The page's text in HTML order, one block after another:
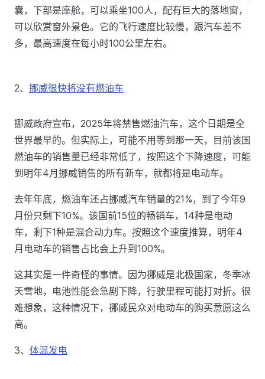
囊，下部是座舱，可以乘坐100人，配有巨大的落地窗，
可以欣赏窗外景色。它的飞行速度比较慢，跟汽车差不
多，最高速度在每小时100公里左右。
2、 挪威很快将没有燃油车
挪威政府宣布，2025年将禁售燃油汽车，这个日期是全
世界最早的。但实际上，可能不用等到那一天，目前该国
燃油车的销售量已经非常低了，按照这个下降速度，可能
到明年4月挪威销售的所有新车，就都将是电动车。
去年年底，燃油车还占挪威汽车销量的21%，到了今年9
月份只剩下10%。该国前15位的畅销车，14种是电动
车，剩下1种是混合动力车。按照这个速度推算，明年4
月电动车的销售占比会上升到100%。
这其实是一件奇怪的事情。因为挪威是北极国家，冬季冰
天雪地，电池性能会急剧下降，行驶里程可能打对折。很
难想象，这种情况下，挪威民众对电动车的购买意愿这么
高。
3、 体温发电